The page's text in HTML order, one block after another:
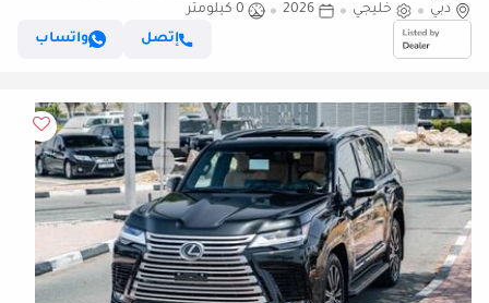
دبي
خليجي 2026
0 كيلومتر
إتصل
واتساب